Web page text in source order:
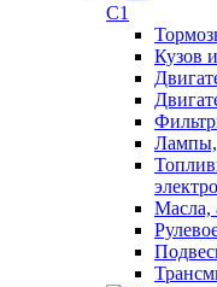
C1
Кузов
Лампы,
Масла,